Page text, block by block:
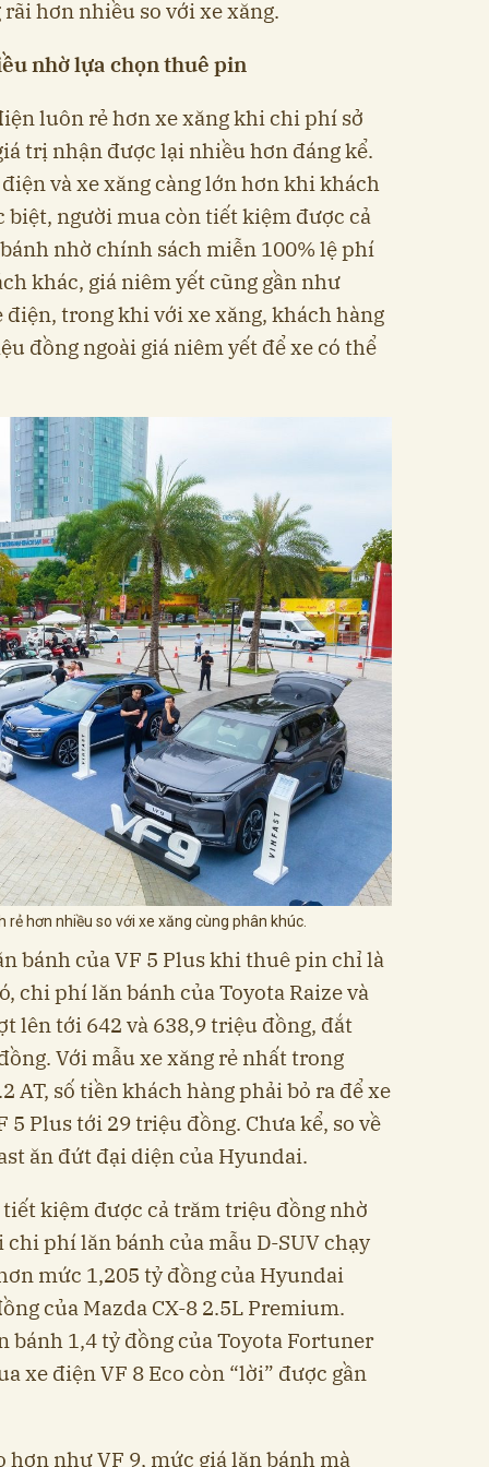
hơn nhiều so với xe xăng.
nhờ lựa chọn thuê pin
luôn rẻ hơn xe xăng khi chi phí sở
trị nhận được lại nhiều hơn đáng kể.
và xe xăng càng lớn hơn khi khách
người mua còn tiết kiệm được cả
nhờ chính sách miễn 100% lệ phí
khác, giá niêm yết cũng gần như
trong khi với xe xăng, khách hàng
đồng ngoài giá niêm yết để xe có thể
rẻ hơn nhiều so với xe xăng cùng phân khúc.
bánh của VF 5 Plus khi thuê pin chỉ là
chi phí lăn bánh của Toyota Raize và
lên tới 642 và 638,9 triệu đồng, đắt
Với mẫu xe xăng rẻ nhất trong
AT, số tiền khách hàng phải bỏ ra để xe
Plus tới 29 triệu đồng. Chưa kể, so về
ăn đứt đại diện của Hyundai.
kiệm được cả trăm triệu đồng nhờ
phí lăn bánh của mẫu D-SUV chạy
mức 1,205 tỷ đồng của Hyundai
của Mazda CX-8 2.5L Premium.
bánh 1,4 tỷ đồng của Toyota Fortuner
xe điện VF 8 Eco còn “lời” được gần
hơn như VF 9, mức giá lăn bánh mà